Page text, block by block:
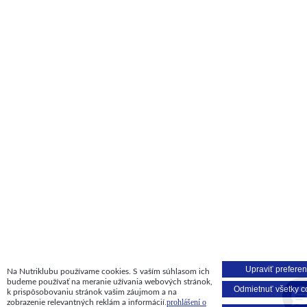
Na Nutriklubu používame cookies. S vaším súhlasom ich
budeme používať na meranie užívania webových stránok,
k prispôsobovaniu stránok vašim záujmom a na
zobrazenie relevantných reklám a informácií.prohlášení o
Upraviť
Odmietnuť všetky